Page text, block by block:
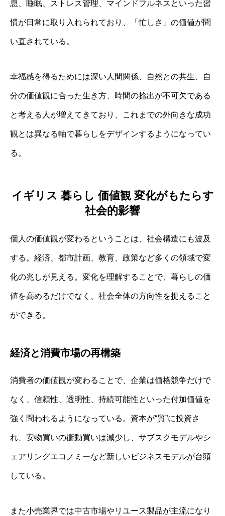
息、睡眠、ストレス管理、マインドフルネスといった習
慣が日常に取り入れられており、「忙しさ」の価値が問
い直されている。
幸福感を得るためには深い人間関係、自然との共生、自
分の価値観に合った生き方、時間の捻出が不可欠である
と考える人が増えてきており、これまでの外向きな成功
観とは異なる軸で暮らしをデザインするようになってい
る。
イギリス 暮らし 価値観 変化がもたらす
社会的影響
個人の価値観が変わるということは、社会構造にも波及
する。経済、都市計画、教育、政策など多くの領域で変
化の兆しが見える。変化を理解することで、暮らしの価
値を高めるだけでなく、社会全体の方向性を捉えること
ができる。
経済と消費市場の再構築
消費者の価値観が変わることで、企業は価格競争だけで
なく、信頼性、透明性、持続可能性といった付加価値を
強く問われるようになっている。資本が“質”に投資さ
れ、安物買いの衝動買いは減少し、サブスクモデルやシ
ェアリングエコノミーなど新しいビジネスモデルが台頭
している。
また小売業界では中古市場やリユース製品が主流になり